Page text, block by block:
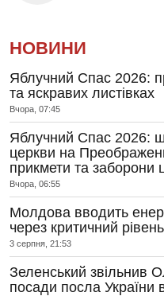
НОВИНИ
Яблучний Спас 2026:
та яскравих листівках
Вчора, 07:45
Яблучний Спас 2026:
церкви на
прикмети та заборони
Вчора, 06:55
Молдова вводить
через критичний
3 серпня, 21:53
Зеленський звільнив
посади посла